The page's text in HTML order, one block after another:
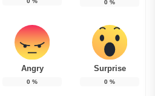
0 %
Angry
0 %
Surprise
0 %